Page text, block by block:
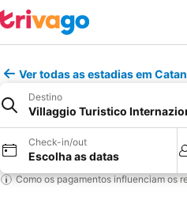
Ver todas as estadias em
Destino
Villaggio Turistico
Check-in/out
Escolha as datas
Como os pagamentos influenciam os